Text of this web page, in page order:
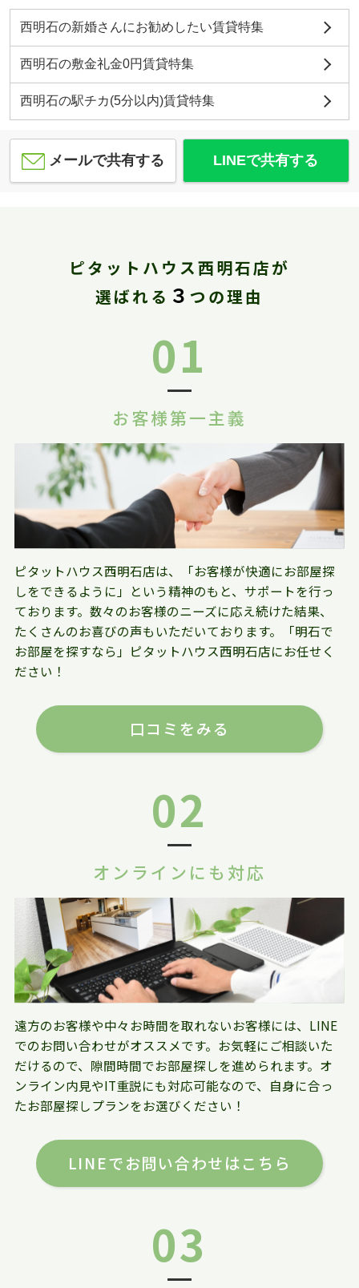
西明石の新婚さんにお勧めしたい賃貸特集
西明石の敷金礼金0円賃貸特集
西明石の駅チカ(5分以内)賃貸特集
メールで共有する LINEで共有する
ピタットハウス西明石店が
選ばれる ３ つの理由
01
お客様第一主義
ピタットハウス西明石店は、「お客様が快適にお部屋探
しをできるように」という精神のもと、サポートを行っ
ております。数々のお客様のニーズに応え続けた結果、
たくさんのお喜びの声もいただいております。「明石で
お部屋を探すなら」ピタットハウス西明石店にお任せく
ださい！
口コミをみる
02
オンラインにも対応
遠方のお客様や中々お時間を取れないお客様には、LINE
でのお問い合わせがオススメです。お気軽にご相談いた
だけるので、隙間時間でお部屋探しを進められます。オ
ンライン内見やIT重説にも対応可能なので、自身に合っ
たお部屋探しプランをお選びください！
LINEでお問い合わせはこちら
03